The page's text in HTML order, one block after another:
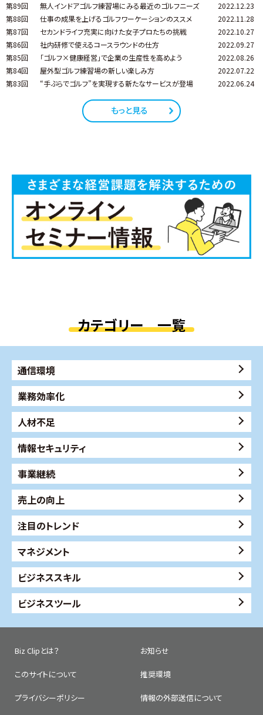
第89回
無人インドアゴルフ練習場にみる最近のゴルフニーズ
2022.12.23
第88回
仕事の成果を上げるゴルフワーケーションのススメ
2022.11.28
第87回
セカンドライフ充実に向けた女子プロたちの挑戦
2022.10.27
第86回
社内研修で使えるコースラウンドの仕方
2022.09.27
第85回
「ゴルフ×健康経営」で企業の生産性を高めよう
2022.08.26
第84回
屋外型ゴルフ練習場の新しい楽しみ方
2022.07.22
第83回
“手ぶらでゴルフ”を実現する新たなサービスが登場 2022.06.24
もっと見る
カテゴリー 一覧
通信環境
業務効率化
人材不足
情報セキュリティ
事業継続
売上の向上
注目のトレンド
マネジメント
ビジネススキル
ビジネスツール
Biz Clipとは？ お知らせ
このサイトについて 推奨環境
プライバシーポリシー 情報の外部送信について